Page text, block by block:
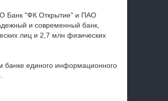
Банк "ФК Открытие" и ПАО
и современный банк,
лиц и 2,7 млн физических
банке единого информационного